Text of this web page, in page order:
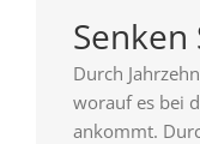
Senken
Durch
worauf es bei
ankommt.